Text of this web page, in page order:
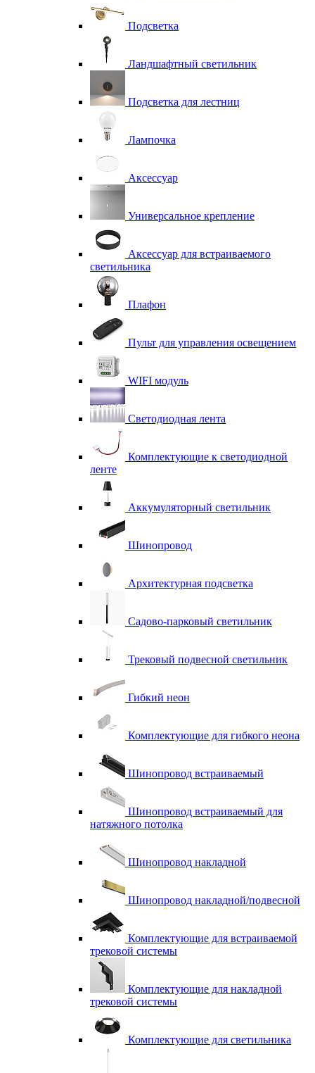
Подсветка
Ландшафтный светильник
Подсветка для лестниц
Лампочка
Аксессуар
Универсальное крепление
Аксессуар для встраиваемого
светильника
Плафон
Пульт для управления освещением
WIFI модуль
Светодиодная лента
Комплектующие к светодиодной
ленте
Аккумуляторный светильник
Шинопровод
Архитектурная подсветка
Садово-парковый светильник
Трековый подвесной светильник
Гибкий неон
Комплектующие для гибкого неона
Шинопровод встраиваемый
Шинопровод встраиваемый для
натяжного потолка
Шинопровод накладной
Шинопровод накладной/подвесной
Комплектующие для встраиваемой
трековой системы
Комплектующие для накладной
трековой системы
Комплектующие для светильника